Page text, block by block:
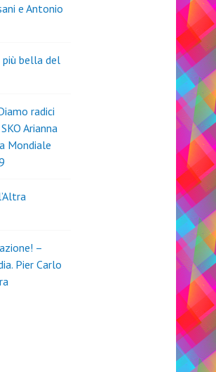
e Antonio
bella del
radici
Arianna
Mondiale
–
Pier Carlo